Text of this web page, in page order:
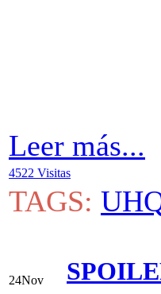
Leer más...
4522 Visitas
TAGS:
24Nov